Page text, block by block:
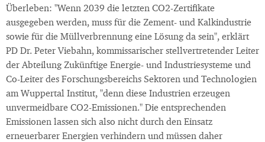
Überleben: "Wenn 2039 die letzten CO2-Zertifikate
ausgegeben werden, muss für die Zement- und Kalkindustrie
sowie für die Müllverbrennung eine Lösung da sein", erklärt
PD Dr. Peter Viebahn, kommissarischer stellvertretender Leiter
der Abteilung Zukünftige Energie- und Industriesysteme und
Co-Leiter des Forschungsbereichs Sektoren und Technologien
am Wuppertal Institut, "denn diese Industrien erzeugen
unvermeidbare CO2-Emissionen." Die entsprechenden
Emissionen lassen sich also nicht durch den Einsatz
erneuerbarer Energien verhindern und müssen daher